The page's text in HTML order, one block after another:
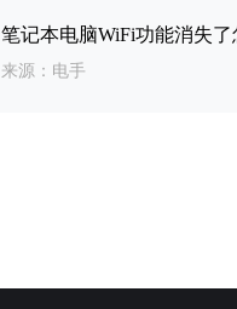
笔记本电脑WiFi功能消失
来源：电手